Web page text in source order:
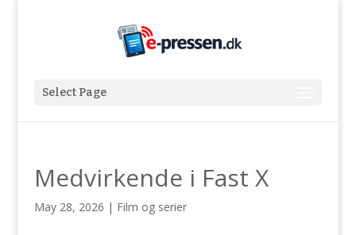
Select Page
Medvirkende i Fast X
May 28, 2026 | Film og serier